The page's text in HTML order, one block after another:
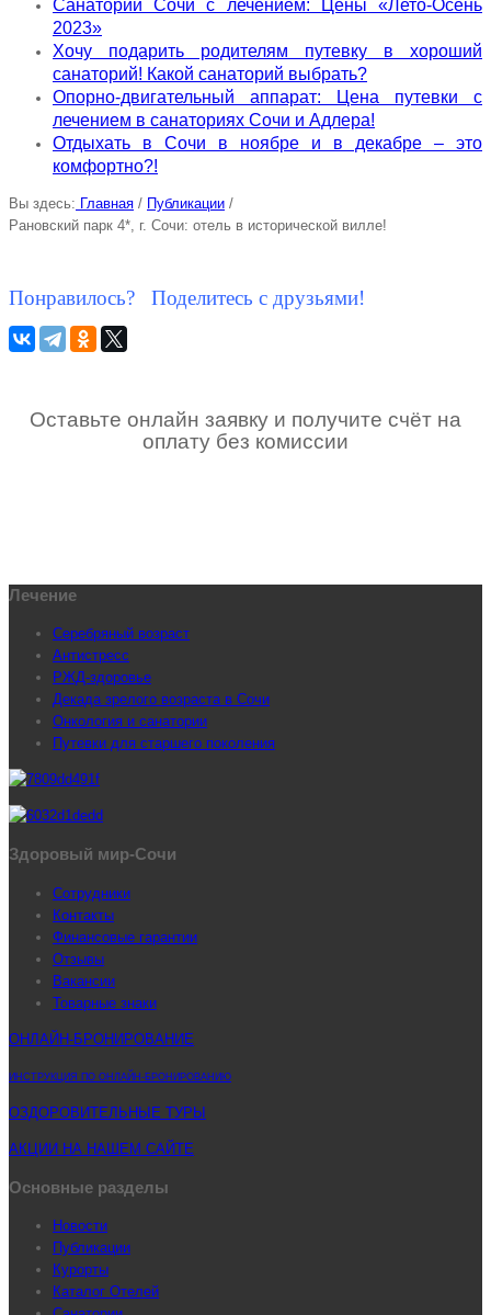
Санатории Сочи с лечением: Цены «Лето-Осень
2023»
Хочу подарить родителям путевку в хороший
санаторий! Какой санаторий выбрать?
Опорно-двигательный аппарат: Цена путевки с
лечением в санаториях Сочи и Адлера!
Отдыхать в Сочи в ноябре и в декабре – это
комфортно?!
Вы здесь: Главная / Публикации /
Рановский парк 4*, г. Сочи: отель в исторической вилле!
Понравилось? Поделитесь с друзьями!
Оставьте онлайн заявку и получите счёт на
оплату без комиссии
Лечение
Серебряный возраст
Антистресс
РЖД-здоровье
Декада зрелого возраста в Сочи
Онкология и санатории
Путевки для старшего поколения
Здоровый мир-Сочи
Сотрудники
Контакты
Финансовые гарантии
Отзывы
Вакансии
Товарные знаки
ОНЛАЙН-БРОНИРОВАНИЕ
ИНСТРУКЦИЯ ПО ОНЛАЙН-БРОНИРОВАНИЮ
ОЗДОРОВИТЕЛЬНЫЕ ТУРЫ
АКЦИИ НА НАШЕМ САЙТЕ
Основные разделы
Новости
Публикации
Курорты
Каталог Отелей